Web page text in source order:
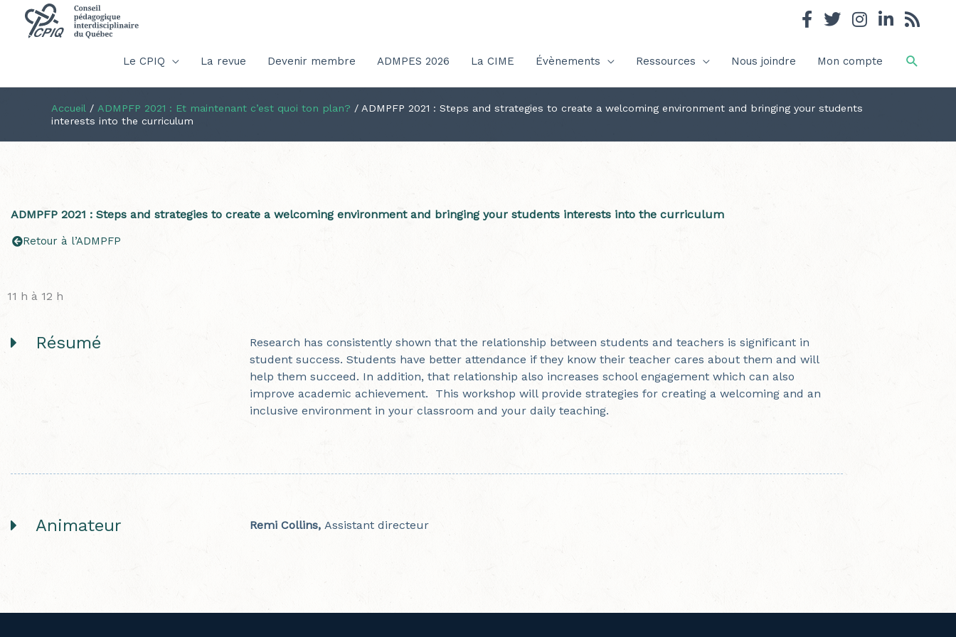
Le CPIQ La revue Devenir membre ADMPES 2026 La CIME Évènements Ressources Nous joindre Mon compte
Accueil / ADMPFP 2021 : Et maintenant c’est quoi ton plan? / ADMPFP 2021 : Steps and strategies to create a welcoming environment and bringing your students
interests into the curriculum
ADMPFP 2021 : Steps and strategies to create a welcoming environment and bringing your students interests into the curriculum
Retour à l’ADMPFP
11 h à 12 h
Résumé
Research has consistently shown that the relationship between students and teachers is significant in
student success. Students have better attendance if they know their teacher cares about them and will
help them succeed. In addition, that relationship also increases school engagement which can also
improve academic achievement. This workshop will provide strategies for creating a welcoming and an
inclusive environment in your classroom and your daily teaching.
Animateur Remi Collins, Assistant directeur